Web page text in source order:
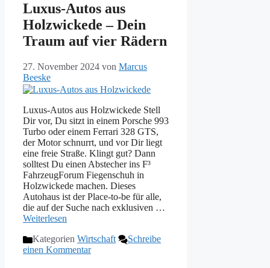
Luxus-Autos aus
Holzwickede – Dein
Traum auf vier Rädern
27. November 2024 von Marcus
Beeske
Luxus-Autos aus Holzwickede Stell
Dir vor, Du sitzt in einem Porsche 993
Turbo oder einem Ferrari 328 GTS,
der Motor schnurrt, und vor Dir liegt
eine freie Straße. Klingt gut? Dann
solltest Du einen Abstecher ins F³
FahrzeugForum Fiegenschuh in
Holzwickede machen. Dieses
Autohaus ist der Place-to-be für alle,
die auf der Suche nach exklusiven …
Weiterlesen
Kategorien Wirtschaft
Schreibe
einen Kommentar